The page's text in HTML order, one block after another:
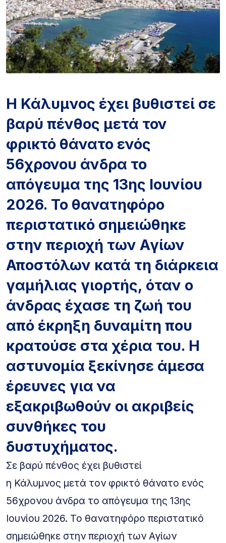
Η Κάλυμνος έχει βυθιστεί σε
βαρύ πένθος μετά τον
φρικτό θάνατο ενός
56χρονου άνδρα το
απόγευμα της 13ης Ιουνίου
2026. Το θανατηφόρο
περιστατικό σημειώθηκε
στην περιοχή των Αγίων
Αποστόλων κατά τη διάρκεια
γαμήλιας γιορτής, όταν ο
άνδρας έχασε τη ζωή του
από έκρηξη δυναμίτη που
κρατούσε στα χέρια του. Η
αστυνομία ξεκίνησε άμεσα
έρευνες για να
εξακριβωθούν οι ακριβείς
συνθήκες του
δυστυχήματος.
Σε βαρύ πένθος έχει βυθιστεί
η Κάλυμνος μετά τον φρικτό θάνατο ενός
56χρονου άνδρα το απόγευμα της 13ης
Ιουνίου 2026. Το θανατηφόρο περιστατικό
σημειώθηκε στην περιοχή των Αγίων